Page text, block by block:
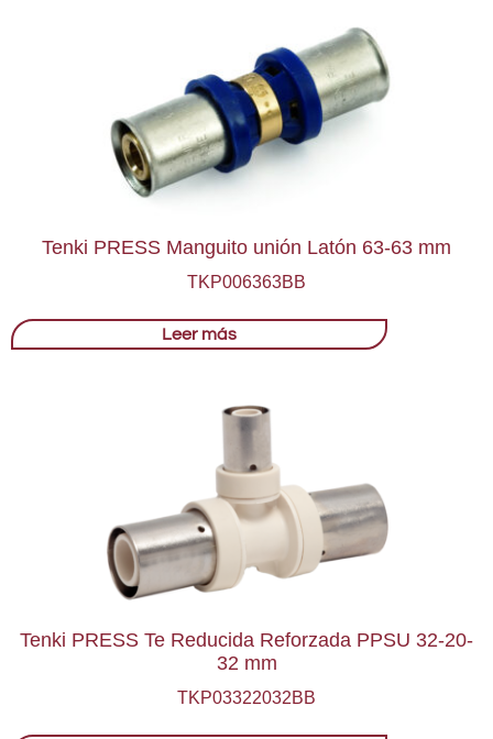
Tenki PRESS Manguito unión Latón 63-63 mm
TKP006363BB
Leer más
Tenki PRESS Te Reducida Reforzada PPSU 32-20-
32 mm
TKP03322032BB